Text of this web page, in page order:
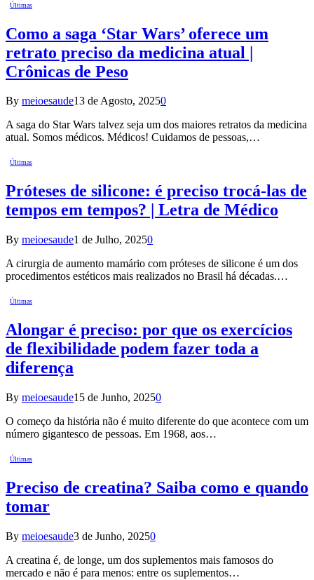
Últimas
Como a saga ‘Star Wars’ oferece um
retrato preciso da medicina atual |
Crônicas de Peso
By meioesaude13 de Agosto, 20250
A saga do Star Wars talvez seja um dos maiores retratos da medicina
atual. Somos médicos. Médicos! Cuidamos de pessoas,…
Últimas
Próteses de silicone: é preciso trocá-las de
tempos em tempos? | Letra de Médico
By meioesaude1 de Julho, 20250
A cirurgia de aumento mamário com próteses de silicone é um dos
procedimentos estéticos mais realizados no Brasil há décadas.…
Últimas
Alongar é preciso: por que os exercícios
de flexibilidade podem fazer toda a
diferença
By meioesaude15 de Junho, 20250
O começo da história não é muito diferente do que acontece com um
número gigantesco de pessoas. Em 1968, aos…
Últimas
Preciso de creatina? Saiba como e quando
tomar
By meioesaude3 de Junho, 20250
A creatina é, de longe, um dos suplementos mais famosos do
mercado e não é para menos: entre os suplementos…